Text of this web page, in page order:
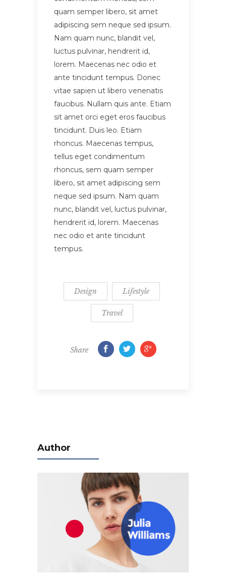
quam semper libero, sit amet
adipiscing sem neque sed ipsum.
Nam quam nunc, blandit vel,
luctus pulvinar, hendrerit id,
lorem. Maecenas nec odio et
ante tincidunt tempus. Donec
vitae sapien ut libero venenatis
faucibus. Nullam quis ante. Etiam
sit amet orci eget eros faucibus
tincidunt. Duis leo. Etiam
rhoncus. Maecenas tempus,
tellus eget condimentum
rhoncus, sem quam semper
libero, sit amet adipiscing sem
neque sed ipsum. Nam quam
nunc, blandit vel, luctus pulvinar,
hendrerit id, lorem. Maecenas
nec odio et ante tincidunt
tempus.
Design Lifestyle
Travel
Share
Author